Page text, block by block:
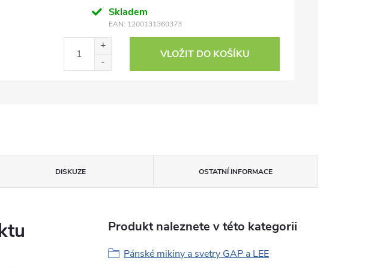
Skladem
EAN: 1200131360373
VLOŽIT DO KOŠÍKU
DISKUZE OSTATNÍ INFORMACE
Produkt naleznete v této kategorii
Pánské mikiny a svetry GAP a LEE